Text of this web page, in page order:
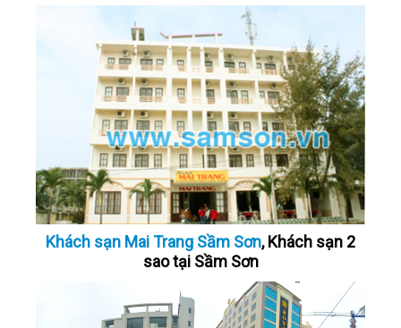
Khách sạn Mai Trang Sầm Sơn, Khách sạn 2
sao tại Sầm Sơn